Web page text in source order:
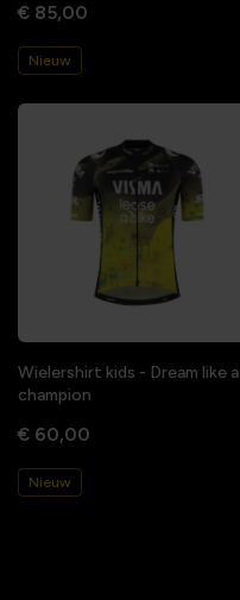
€ 85,00
Nieuw
Wielershirt kids - Dream like a
champion
€ 60,00
Nieuw